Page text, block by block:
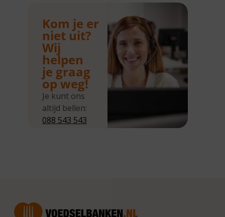
Kom je er
niet uit?
Wij
helpen
je graag
op weg!
Je kunt ons
altijd bellen:
088 543 543